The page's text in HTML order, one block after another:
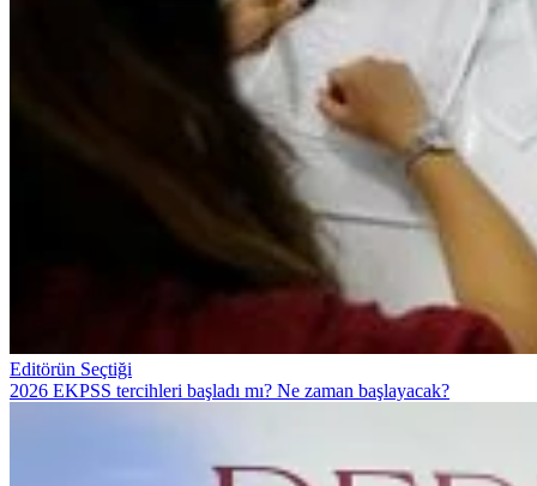
Editörün Seçtiği
2026 EKPSS tercihleri başladı mı? Ne zaman başlayacak?